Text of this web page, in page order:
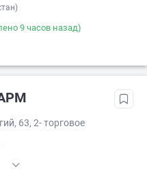
9 часов назад)
63, 2- торговое